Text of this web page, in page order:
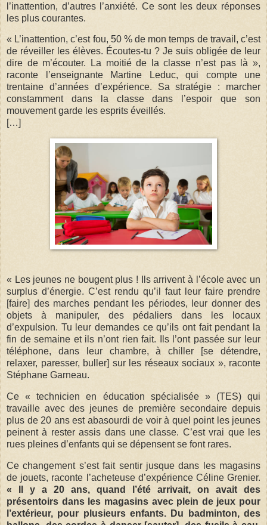
l’inattention, d’autres l’anxiété. Ce sont les deux réponses
les plus courantes.
« L’inattention, c’est fou, 50 % de mon temps de travail, c’est
de réveiller les élèves. Écoutes-tu ? Je suis obligée de leur
dire de m’écouter. La moitié de la classe n’est pas là »,
raconte l’enseignante Martine Leduc, qui compte une
trentaine d’années d’expérience. Sa stratégie : marcher
constamment dans la classe dans l’espoir que son
mouvement garde les esprits éveillés.
[…]
« Les jeunes ne bougent plus ! Ils arrivent à l’école avec un
surplus d’énergie. C’est rendu qu’il faut leur faire prendre
[faire] des marches pendant les périodes, leur donner des
objets à manipuler, des pédaliers dans les locaux
d’expulsion. Tu leur demandes ce qu’ils ont fait pendant la
fin de semaine et ils n’ont rien fait. Ils l’ont passée sur leur
téléphone, dans leur chambre, à chiller [se détendre,
relaxer, paresser, buller] sur les réseaux sociaux », raconte
Stéphane Garneau.
Ce « technicien en éducation spécialisée » (TES) qui
travaille avec des jeunes de première secondaire depuis
plus de 20 ans est abasourdi de voir à quel point les jeunes
peinent à rester assis dans une classe. C’est vrai que les
rues pleines d’enfants qui se dépensent se font rares.
Ce changement s’est fait sentir jusque dans les magasins
de jouets, raconte l’acheteuse d’expérience Céline Grenier.
« Il y a 20 ans, quand l’été arrivait, on avait des
présentoirs dans les magasins avec plein de jeux pour
l’extérieur, pour plusieurs enfants. Du badminton, des